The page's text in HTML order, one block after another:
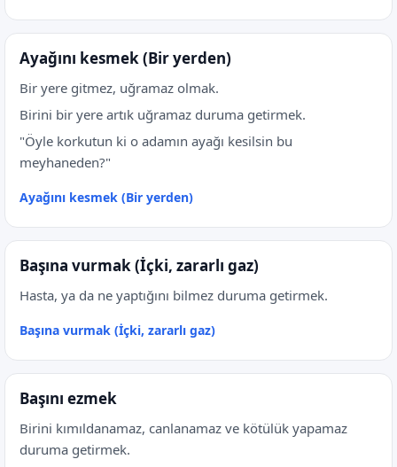
Ayağını kesmek (Bir yerden)
Bir yere gitmez, uğramaz olmak.
Birini bir yere artık uğramaz duruma getirmek.
"Öyle korkutun ki o adamın ayağı kesilsin bu
meyhaneden?"
Ayağını kesmek (Bir yerden)
Başına vurmak (İçki, zararlı gaz)
Hasta, ya da ne yaptığını bilmez duruma getirmek.
Başına vurmak (İçki, zararlı gaz)
Başını ezmek
Birini kımıldanamaz, canlanamaz ve kötülük yapamaz
duruma getirmek.